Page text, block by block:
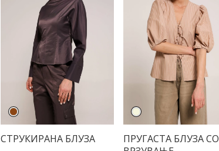
СТРУКИРАНА БЛУЗА
ПРУГАСТА БЛУЗА СО